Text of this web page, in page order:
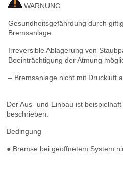
WARNUNG
Gesundheitsgefährdung durch
Bremsanlage.
Irreversible Ablagerung von
Beeinträchtigung der Atmung
– Bremsanlage nicht mit Druckluft
Der Aus- und Einbau ist
beschrieben.
Bedingung
● Bremse bei geöffnetem System